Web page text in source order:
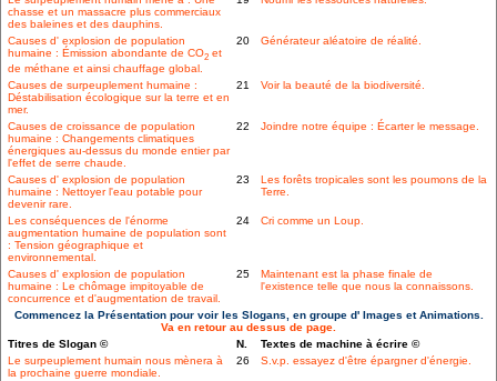
chasse et un massacre plus commerciaux
des baleines et des dauphins.
Causes d' explosion de population
humaine : Émission abondante de CO2 et
de méthane et ainsi chauffage global.
20 Générateur aléatoire de réalité.
Causes de surpeuplement humaine :
Déstabilisation écologique sur la terre et en
mer.
21 Voir la beauté de la biodiversité.
Causes de croissance de population
humaine : Changements climatiques
énergiques au-dessus du monde entier par
l'effet de serre chaude.
22 Joindre notre équipe : Écarter le message.
Causes d' explosion de population
humaine : Nettoyer l'eau potable pour
devenir rare.
23
Les forêts tropicales sont les poumons de la
Terre.
Les conséquences de l'énorme
augmentation humaine de population sont
: Tension géographique et
environnemental.
24 Cri comme un Loup.
Causes d' explosion de population
humaine : Le chômage impitoyable de
concurrence et d'augmentation de travail.
25
Maintenant est la phase finale de
l'existence telle que nous la connaissons.
Commencez la Présentation pour voir les Slogans, en groupe d' Images et Animations.
Va en retour au dessus de page.
Titres de Slogan ©
N.
Textes de machine à écrire ©
Le surpeuplement humain nous mènera à
la prochaine guerre mondiale.
26 S.v.p. essayez d'être épargner d'énergie.